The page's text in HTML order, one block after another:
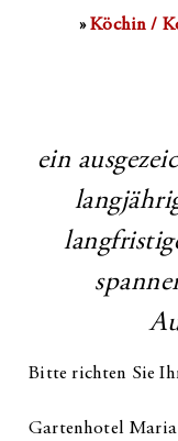
»Köchin /
ein
Bitte richten Sie
Gartenhotel Maria